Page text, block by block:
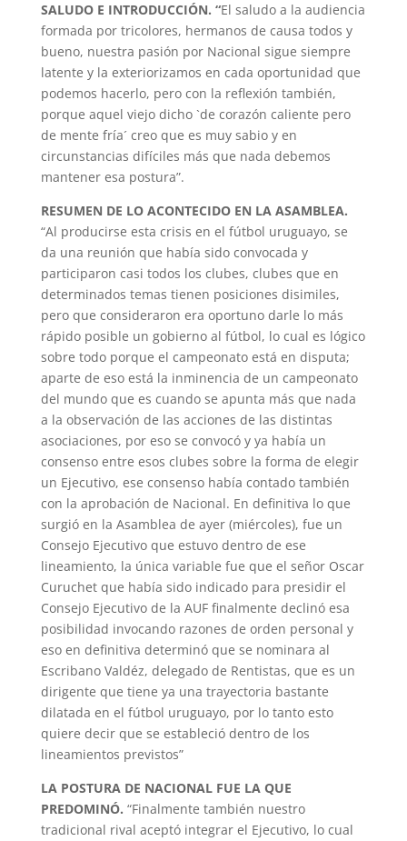
SALUDO E INTRODUCCIÓN. “El saludo a la audiencia
formada por tricolores, hermanos de causa todos y
bueno, nuestra pasión por Nacional sigue siempre
latente y la exteriorizamos en cada oportunidad que
podemos hacerlo, pero con la reflexión también,
porque aquel viejo dicho `de corazón caliente pero
de mente fría´ creo que es muy sabio y en
circunstancias difíciles más que nada debemos
mantener esa postura”.
RESUMEN DE LO ACONTECIDO EN LA ASAMBLEA.
“Al producirse esta crisis en el fútbol uruguayo, se
da una reunión que había sido convocada y
participaron casi todos los clubes, clubes que en
determinados temas tienen posiciones disimiles,
pero que consideraron era oportuno darle lo más
rápido posible un gobierno al fútbol, lo cual es lógico
sobre todo porque el campeonato está en disputa;
aparte de eso está la inminencia de un campeonato
del mundo que es cuando se apunta más que nada
a la observación de las acciones de las distintas
asociaciones, por eso se convocó y ya había un
consenso entre esos clubes sobre la forma de elegir
un Ejecutivo, ese consenso había contado también
con la aprobación de Nacional. En definitiva lo que
surgió en la Asamblea de ayer (miércoles), fue un
Consejo Ejecutivo que estuvo dentro de ese
lineamiento, la única variable fue que el señor Oscar
Curuchet que había sido indicado para presidir el
Consejo Ejecutivo de la AUF finalmente declinó esa
posibilidad invocando razones de orden personal y
eso en definitiva determinó que se nominara al
Escribano Valdéz, delegado de Rentistas, que es un
dirigente que tiene ya una trayectoria bastante
dilatada en el fútbol uruguayo, por lo tanto esto
quiere decir que se estableció dentro de los
lineamientos previstos”
LA POSTURA DE NACIONAL FUE LA QUE
PREDOMINÓ. “Finalmente también nuestro
tradicional rival aceptó integrar el Ejecutivo, lo cual